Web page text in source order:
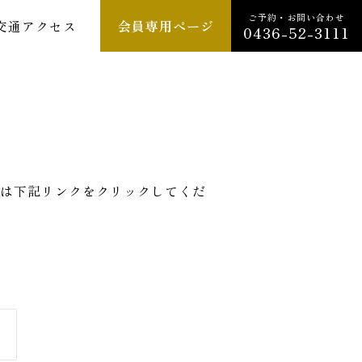
通アクセス 会員専用ページ ご予約・お問い合わせ
0436-52-3111
下記リンクをクリックしてくだ